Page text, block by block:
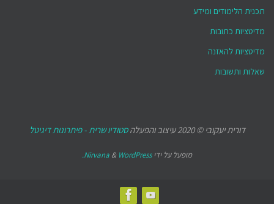
תכנית הלימודים ומידע
מדיטציות כתובות
מדיטציות להאזנה
שאלות ותשובות
דורית יעקובי © 2020 עיצוב והפעלה סטודיו שרית - פיתרונות דיגיטל
מופעל על ידי Nirvana & WordPress.